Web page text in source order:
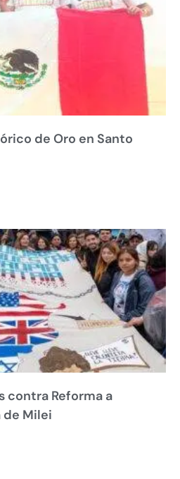
de Oro en Santo
contra Reforma a
de Milei